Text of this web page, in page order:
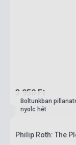
3 950 Ft
Boltunkban
nyolc hét
Philip Roth: The